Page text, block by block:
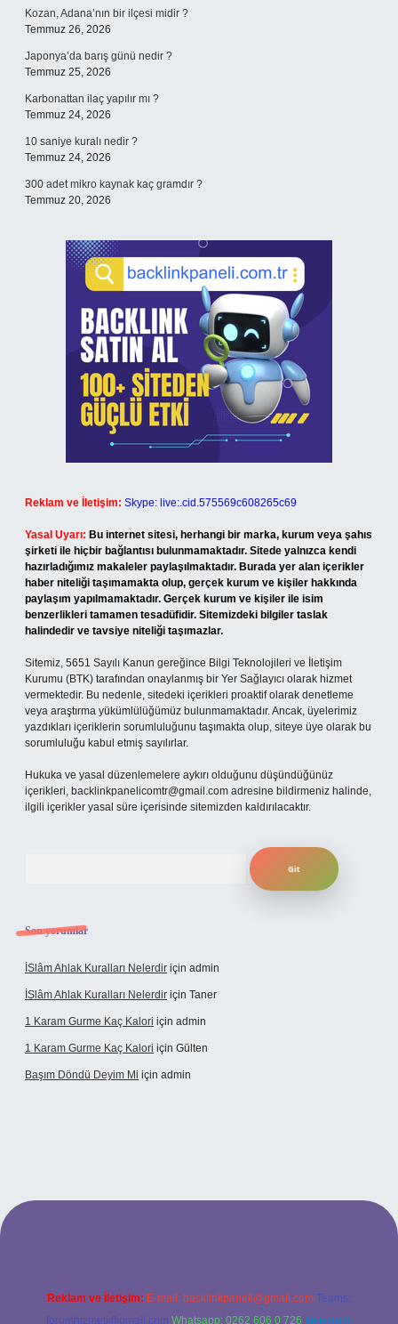
Kozan, Adana’nın bir ilçesi midir ?
Temmuz 26, 2026
Japonya’da barış günü nedir ?
Temmuz 25, 2026
Karbonattan ilaç yapılır mı ?
Temmuz 24, 2026
10 saniye kuralı nedir ?
Temmuz 24, 2026
300 adet mikro kaynak kaç gramdır ?
Temmuz 20, 2026
Reklam ve İletişim: Skype: live:.cid.575569c608265c69
Yasal Uyarı: Bu internet sitesi, herhangi bir marka, kurum veya şahıs
şirketi ile hiçbir bağlantısı bulunmamaktadır. Sitede yalnızca kendi
hazırladığımız makaleler paylaşılmaktadır. Burada yer alan içerikler
haber niteliği taşımamakta olup, gerçek kurum ve kişiler hakkında
paylaşım yapılmamaktadır. Gerçek kurum ve kişiler ile isim
benzerlikleri tamamen tesadüfidir. Sitemizdeki bilgiler taslak
halindedir ve tavsiye niteliği taşımazlar.
Sitemiz, 5651 Sayılı Kanun gereğince Bilgi Teknolojileri ve İletişim
Kurumu (BTK) tarafından onaylanmış bir Yer Sağlayıcı olarak hizmet
vermektedir. Bu nedenle, sitedeki içerikleri proaktif olarak denetleme
veya araştırma yükümlülüğümüz bulunmamaktadır. Ancak, üyelerimiz
yazdıkları içeriklerin sorumluluğunu taşımakta olup, siteye üye olarak bu
sorumluluğu kabul etmiş sayılırlar.
Hukuka ve yasal düzenlemelere aykırı olduğunu düşündüğünüz
içerikleri, backlinkpanelicomtr@gmail.com adresine bildirmeniz halinde,
ilgili içerikler yasal süre içerisinde sitemizden kaldırılacaktır.
Son yorumlar
İSlâm Ahlak Kuralları Nelerdir için admin
İSlâm Ahlak Kuralları Nelerdir için Taner
1 Karam Gurme Kaç Kalori için admin
1 Karam Gurme Kaç Kalori için Gülten
Başım Döndü Deyim Mi için admin
giriş
Reklam ve İletişim: E-mail: backlinkpaneli@gmail.com Teams:
forumhizmeti@gmail.com Whatsapp: 0262 606 0 726 Telegram: